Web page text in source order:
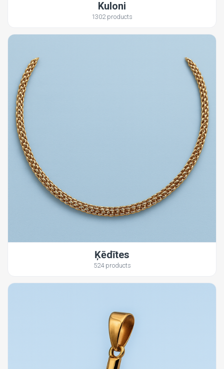
Kuloni
1302 products
Ķēdītes
524 products